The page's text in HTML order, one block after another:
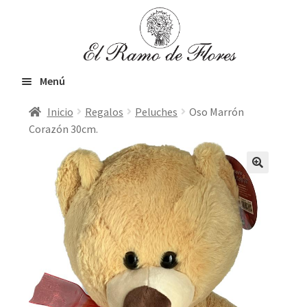
Menú
Flores frescas
Expandir
el
menú
hijo
Orquídeas & Plantas
VIP
Inicio Regalos Peluches
Oso Marrón
Corazón 30cm.